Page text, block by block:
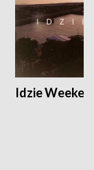
Idzie